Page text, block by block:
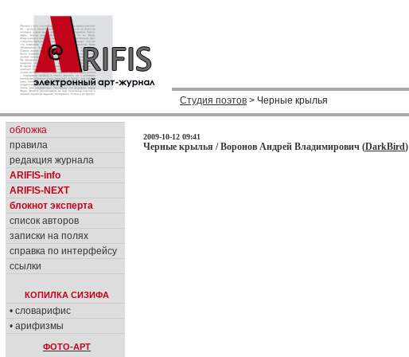
Студия поэтов > Черные крылья
обложка
правила
редакция журнала
ARIFIS-info
ARIFIS-NEXT
блокнот эксперта
список авторов
записки на полях
справка по интерфейсу
ссылки
КОПИЛКА СИЗИФА
• словарифис
• арифизмы
ФОТО-АРТ
2009-10-12 09:41
Черные крылья / Воронов Андрей Владимирович (DarkBird)